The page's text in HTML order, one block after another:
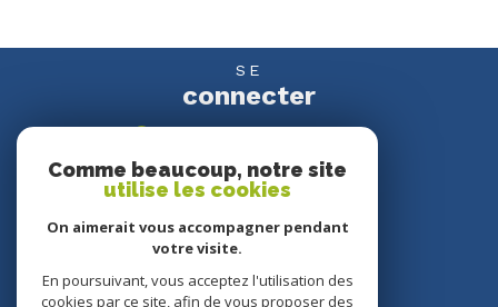
SE
connecter
espace propriétaire
NOUS
Comme beaucoup, notre site
utilise les cookies
On aimerait vous accompagner pendant
votre visite.
En poursuivant, vous acceptez l'utilisation des
cookies par ce site, afin de vous proposer des